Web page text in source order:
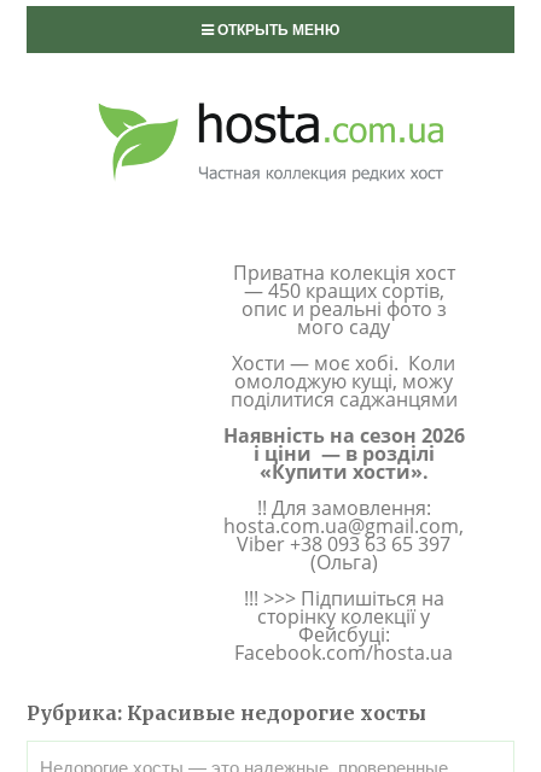
ОТКРЫТЬ МЕНЮ
Приватна колекція хост
— 450 кращих сортів,
опис и реальні фото з
мого саду
Хости — моє хобі. Коли
омолоджую кущі, можу
поділитися саджанцями
Наявність на сезон 2026
і ціни — в розділі
«Купити хости».
!! Для замовлення:
hosta.com.ua@gmail.com,
Viber +38 093 63 65 397
(Ольга)
!!! >>> Підпишіться на
сторінку колекції у
Фейсбуці:
Facebook.com/hosta.ua
Рубрика: Красивые недорогие хосты
Недорогие хосты — это надежные, проверенные